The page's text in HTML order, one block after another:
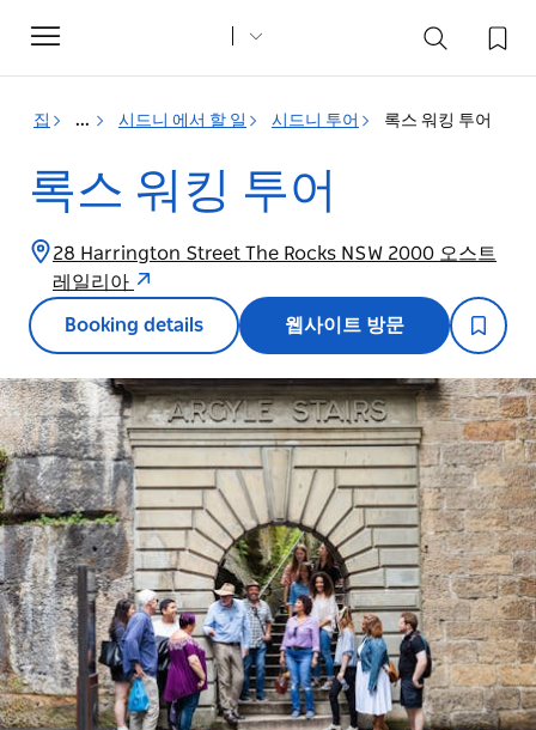
Toggle
navigation
집 ... 시드니 에서 할 일 시드니 투어 록스 워킹 투어
록스 워킹 투어
28 Harrington Street The Rocks NSW 2000 오스트
레일리아
Booking details 웹사이트 방문